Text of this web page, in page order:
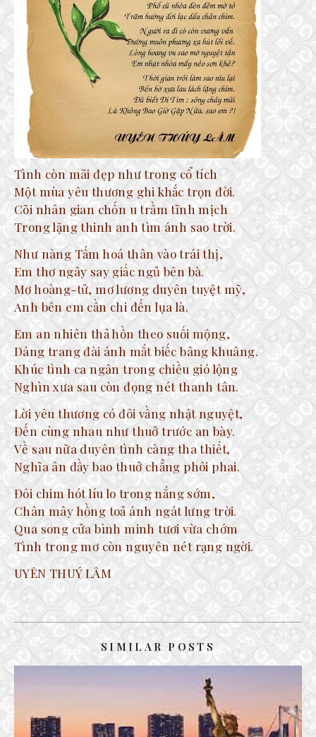
Tình còn mãi đẹp như trong cổ tích
Một mùa yêu thương ghi khắc trọn đời.
Cõi nhân gian chốn u trầm tĩnh mịch
Trong lặng thinh anh tìm ánh sao trời.
Như nàng Tấm hoá thân vào trái thị,
Em thơ ngây say giấc ngủ bên bà.
Mơ hoàng-tử, mơ lương duyên tuyệt mỹ,
Anh bên em cần chi đến lụa là.
Em an nhiên thả hồn theo suối mộng,
Dáng trang đài ánh mắt biếc bâng khuâng.
Khúc tình ca ngân trong chiều gió lộng
Nghìn xưa sau còn đọng nét thanh tân.
Lời yêu thương có đôi vầng nhật nguyệt,
Đến cùng nhau như thuở trước an bày.
Về sau nữa duyên tình càng tha thiết,
Nghĩa ân đầy bao thuở chẳng phôi phai.
Đôi chim hót líu lo trong nắng sớm,
Chân mây hồng toả ánh ngát lưng trời.
Qua song cửa bình minh tươi vừa chớm
Tình trong mơ còn nguyên nét rạng ngời.
UYÊN THUÝ LÂM
SIMILAR POSTS
NGỌN HẢI ĐĂNG CỦA HY VỌNG